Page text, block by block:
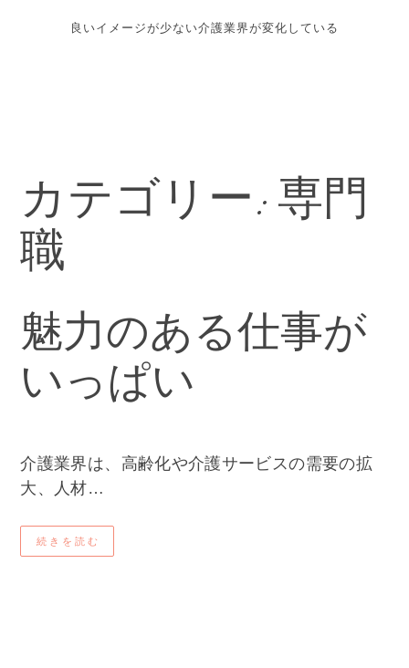
良いイメージが少ない介護業界が変化している
カテゴリー: 専門
職
魅力のある仕事が
いっぱい
介護業界は、高齢化や介護サービスの需要の拡
大、人材…
続きを読む